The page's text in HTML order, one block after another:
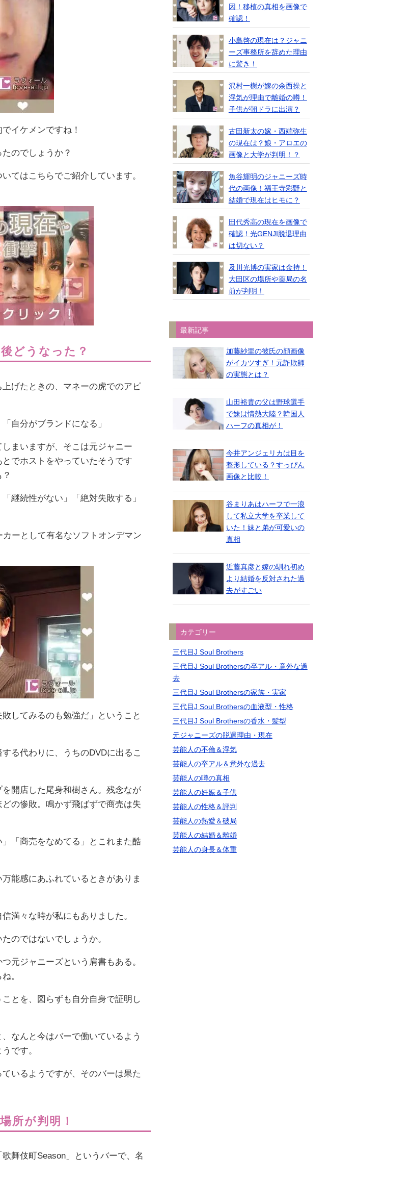
イケメンですね！
のでしょうか？
てはこちらでご紹介しています。
どうなった？
げたときの、マネーの虎でのアピ
自分がブランドになる」
まいますが、そこは元ジャニー
でホストをやっていたそうです
継続性がない」「絶対失敗する」
ーとして有名なソフトオンデマン
してみるのも勉強だ」ということ
る代わりに、うちのDVDに出るこ
開店した尾身和樹さん。残念なが
の惨敗。鳴かず飛ばずで商売は失
「商売をなめてる」とこれまた酷
能感にあふれているときがありま
満々な時が私にもありました。
のではないでしょうか。
元ジャニーズという肩書もある。
。
とを、図らずも自分自身で証明し
なんと今はバーで働いているよう
です。
いるようですが、そのバーは果た
所が判明！
舞伎町Season」というバーで、名
因！移植の真相を画像で
確認！
小島啓の現在は？ジャニ
ーズ事務所を辞めた理由
に驚き！
沢村一樹が嫁の余西操と
浮気が理由で離婚の噂！
子供が朝ドラに出演？
古田新太の嫁・西端弥生
の現在は？娘・アロエの
画像と大学が判明！？
魚谷輝明のジャニーズ時
代の画像！福王寺彩野と
結婚で現在はヒモに？
田代秀高の現在を画像で
確認！光GENJI脱退理由
は切ない？
及川光博の実家は金持！
大田区の場所や薬局の名
前が判明！
最新記事
加藤紗里の彼氏の顔画像
がイカツすぎ！元詐欺師
の実態とは？
山田裕貴の父は野球選手
で妹は情熱大陸？韓国人
ハーフの真相が！
今井アンジェリカは目を
整形している？すっぴん
画像と比較！
谷まりあはハーフで一浪
して私立大学を卒業して
いた！妹と弟が可愛いの
真相
近藤真彦と嫁の馴れ初め
より結婚を反対された過
去がすごい
カテゴリー
三代目J Soul Brothers
三代目J Soul Brothersの卒アル・意外な過
去
三代目J Soul Brothersの家族・実家
三代目J Soul Brothersの血液型・性格
三代目J Soul Brothersの香水・髪型
元ジャニーズの脱退理由・現在
芸能人の不倫＆浮気
芸能人の卒アル＆意外な過去
芸能人の噂の真相
芸能人の妊娠＆子供
芸能人の性格＆評判
芸能人の熱愛＆破局
芸能人の結婚＆離婚
芸能人の身長＆体重